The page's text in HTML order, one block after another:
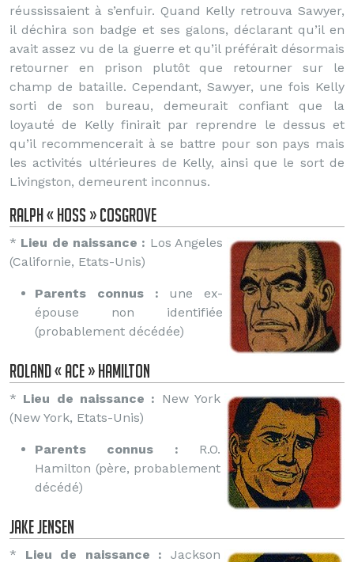
réussissaient à s’enfuir. Quand Kelly retrouva Sawyer,
il déchira son badge et ses galons, déclarant qu’il en
avait assez vu de la guerre et qu’il préférait désormais
retourner en prison plutôt que retourner sur le
champ de bataille. Cependant, Sawyer, une fois Kelly
sorti de son bureau, demeurait confiant que la
loyauté de Kelly finirait par reprendre le dessus et
qu’il recommencerait à se battre pour son pays mais
les activités ultérieures de Kelly, ainsi que le sort de
Livingston, demeurent inconnus.
Ralph « Hoss » Cosgrove
* Lieu de naissance : Los Angeles
(Californie, Etats-Unis)
Parents connus : une ex-
épouse non identifiée
(probablement décédée)
Roland « Ace » Hamilton
* Lieu de naissance : New York
(New York, Etats-Unis)
Parents connus : R.O.
Hamilton (père, probablement
décédé)
Jake Jensen
* Lieu de naissance : Jackson